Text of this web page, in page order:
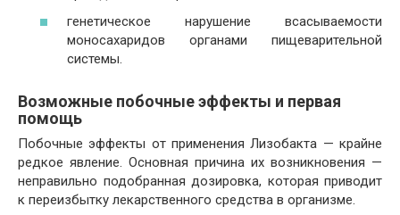
генетическое нарушение всасываемости
моносахаридов органами пищеварительной
системы.
Возможные побочные эффекты и первая
помощь
Побочные эффекты от применения Лизобакта — крайне
редкое явление. Основная причина их возникновения —
неправильно подобранная дозировка, которая приводит
к переизбытку лекарственного средства в организме.